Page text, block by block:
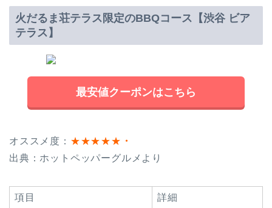
火だるま荘テラス限定のBBQコース【渋谷 ビア
テラス】
最安値クーポンはこちら
オススメ度： ★★★★★ ・
出典：ホットペッパーグルメより
項目 詳細